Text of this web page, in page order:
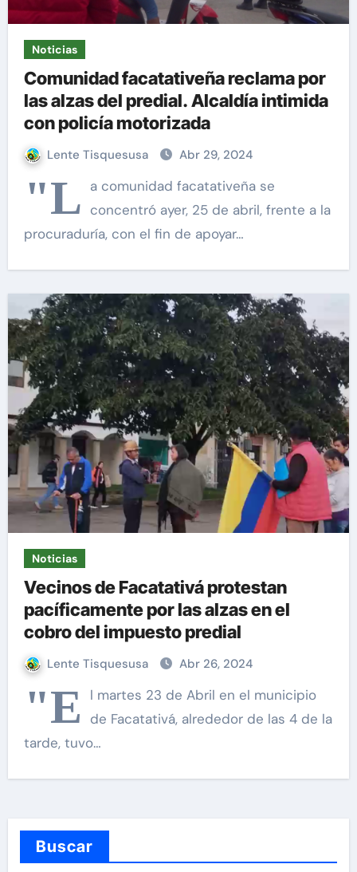
Noticias
Comunidad facatativeña reclama por
las alzas del predial. Alcaldía intimida
con policía motorizada
Lente Tisquesusa Abr 29, 2024
"L a comunidad facatativeña se
concentró ayer, 25 de abril, frente a la
procuraduría, con el fin de apoyar…
Noticias
Vecinos de Facatativá protestan
pacíficamente por las alzas en el
cobro del impuesto predial
Lente Tisquesusa Abr 26, 2024
"E
l martes 23 de Abril en el municipio
de Facatativá, alrededor de las 4 de la
tarde, tuvo…
Buscar